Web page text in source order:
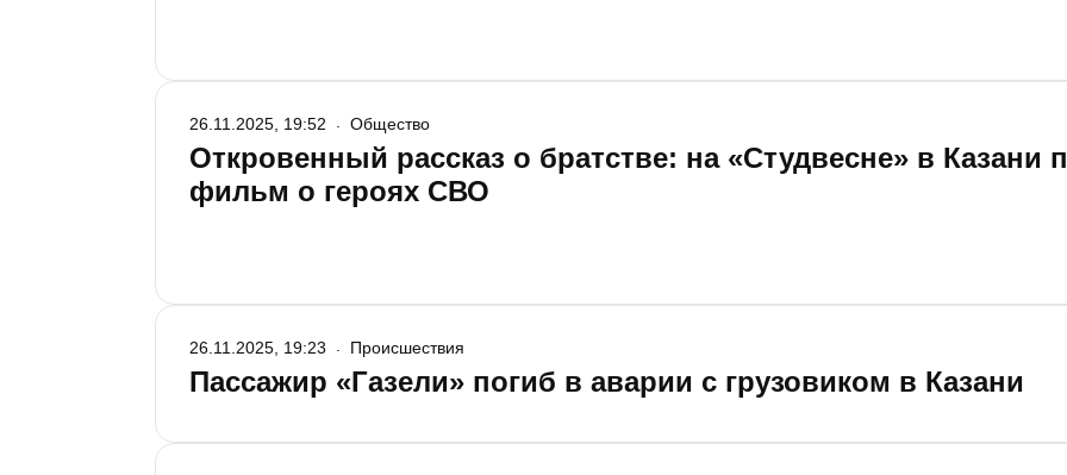
Откровенный рассказ о братстве: на «Студвесне» в Казани
фильм о героях СВО
26.11.2025, 19:52 Общество
Пассажир «Газели» погиб в аварии с грузовиком в Казани
26.11.2025, 19:23 Происшествия